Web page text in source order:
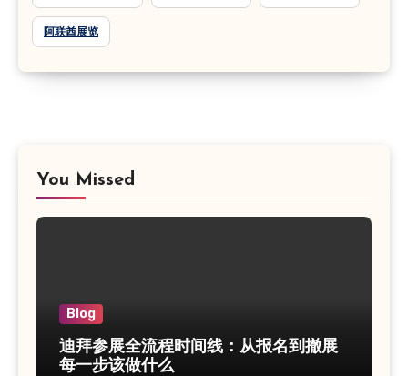
阿联酋展览
You Missed
Blog
迪拜参展全流程时间线：从报名到撤展
每一步该做什么